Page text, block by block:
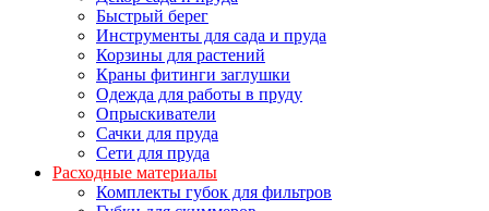
Быстрый берег
Инструменты для сада и пруда
Корзины для растений
Краны фитинги заглушки
Одежда для работы в пруду
Опрыскиватели
Сачки для пруда
Сети для пруда
Расходные материалы
Комплекты губок для фильтров